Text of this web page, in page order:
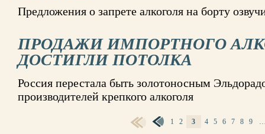
Предложения о запрете алкоголя на борту
ПРОДАЖИ ИМПОРТНОГО
ДОСТИГЛИ ПОТОЛКА
Россия перестала быть золотоносным
производителей крепкого алкоголя
1 2 3 4 5 6 7 8 9